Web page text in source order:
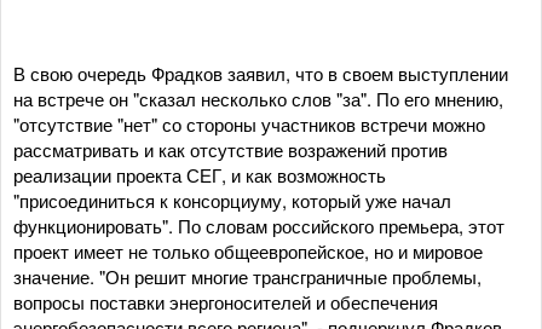
В свою очередь Фрадков заявил, что в своем выступлении
на встрече он "сказал несколько слов "за". По его мнению,
"отсутствие "нет" со стороны участников встречи можно
рассматривать и как отсутствие возражений против
реализации проекта СЕГ, и как возможность
"присоединиться к консорциуму, который уже начал
функционировать". По словам российского премьера, этот
проект имеет не только общеевропейское, но и мировое
значение. "Он решит многие трансграничные проблемы,
вопросы поставки энергоносителей и обеспечения